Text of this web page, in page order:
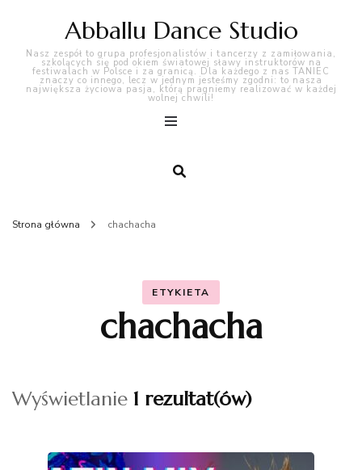
Abballu Dance Studio
Nasz zespół to grupa profesjonalistów i tancerzy z zamiłowania,
szkolących się pod okiem światowej sławy instruktorów na
festiwalach w Polsce i za granicą. Dla każdego z nas TANIEC
znaczy co innego, lecz w jednym jesteśmy zgodni: to nasza
największa życiowa pasja, którą pragniemy realizować w każdej
wolnej chwili!
Strona główna chachacha
ETYKIETA
chachacha
Wyświetlanie 1 rezultat(ów)